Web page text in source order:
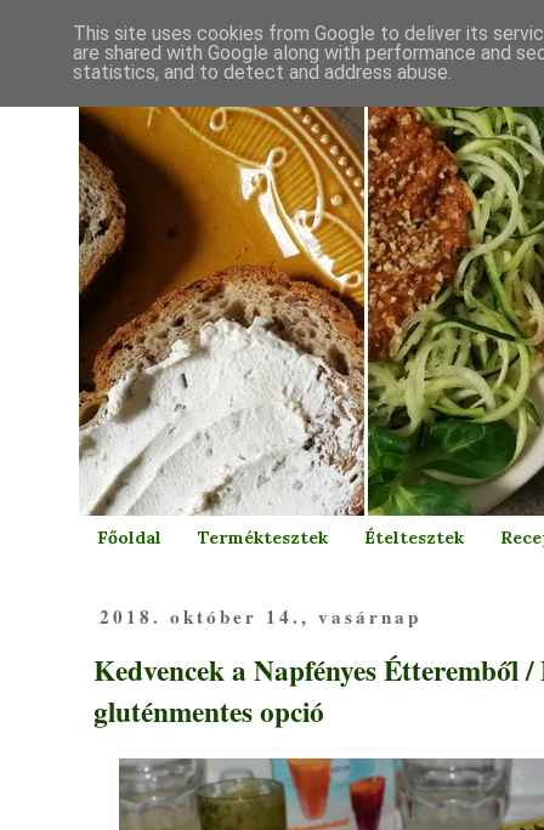
Főoldal Terméktesztek Ételtesztek
2018. október 14., vasárnap
Kedvencek a Napfényes Étteremből
gluténmentes opció
This site uses cookies from Google to deliver its
are shared with Google along with performance and
statistics, and to detect and address abuse.